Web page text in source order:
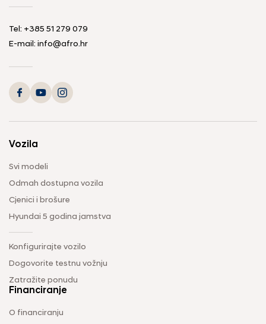
Tel: +385 51 279 079
E-mail: info@afro.hr
Vozila
Svi modeli
Odmah dostupna vozila
Cjenici i brošure
Hyundai 5 godina jamstva
Konfigurirajte vozilo
Dogovorite testnu vožnju
Zatražite ponudu
Financiranje
O financiranju